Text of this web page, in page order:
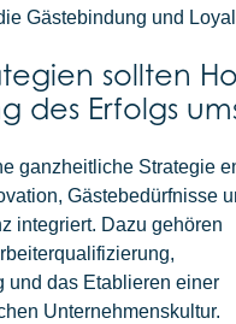
Gästebindung und
sollten
des Erfolgs
ganzheitliche Strategie
Gästebedürfnisse
integriert. Dazu gehören
und das Etablieren einer
Unternehmenskultur.